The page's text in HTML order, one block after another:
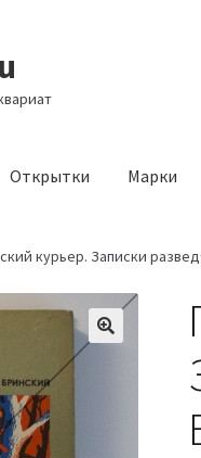
Открытки Марки
курьер. Записки